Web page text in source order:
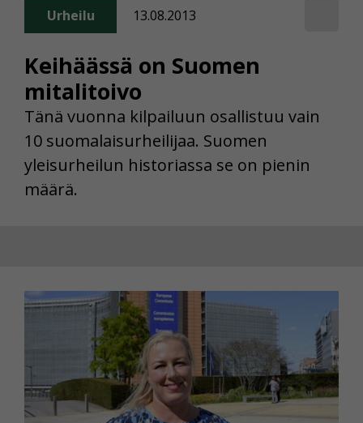
Keihäässä on Suomen
mitalitoivo
Urheilu 13.08.2013
Tänä vuonna kilpailuun osallistuu vain
10 suomalaisurheilijaa. Suomen
yleisurheilun historiassa se on pienin
määrä.